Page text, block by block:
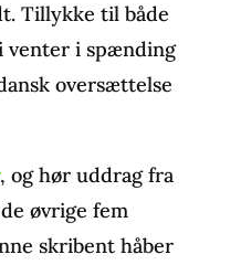
Tillykke til både
venter i spænding
oversættelse
, og hør uddrag fra
øvrige fem
skribent håber